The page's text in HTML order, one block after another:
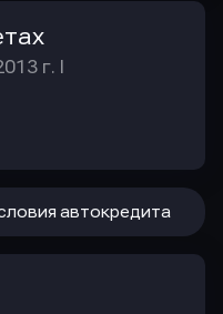
г. I
автокредита